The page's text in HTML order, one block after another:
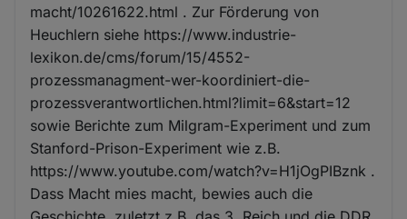
macht/10261622.html . Zur Förderung von
Heuchlern siehe https://www.industrie-
lexikon.de/cms/forum/15/4552-
prozessmanagment-wer-koordiniert-die-
prozessverantwortlichen.html?limit=6&start=12
sowie Berichte zum Milgram-Experiment und zum
Stanford-Prison-Experiment wie z.B.
https://www.youtube.com/watch?v=H1jOgPIBznk .
Dass Macht mies macht, bewies auch die